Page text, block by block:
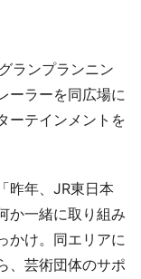
ランプランニン
ーラーを同広場に
ーテインメントを
昨年、JR東日本
か一緒に取り組み
かけ。同エリアに
、芸術団体のサポ